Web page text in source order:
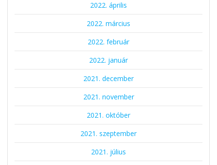
2022. április
2022. március
2022. február
2022. január
2021. december
2021. november
2021. október
2021. szeptember
2021. július